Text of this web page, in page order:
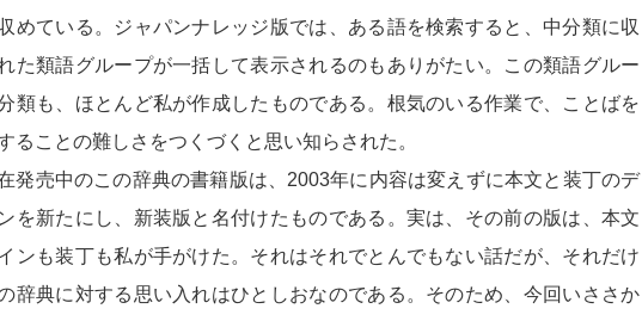
めている。ジャパンナレッジ版では、ある語を検索すると、中分類に収
た類語グループが一括して表示されるのもありがたい。この類語グルー
類も、ほとんど私が作成したものである。根気のいる作業で、ことばを
ることの難しさをつくづくと思い知らされた。
発売中のこの辞典の書籍版は、2003年に内容は変えずに本文と装丁のデ
を新たにし、新装版と名付けたものである。実は、その前の版は、本文
ンも装丁も私が手がけた。それはそれでとんでもない話だが、それだけ
辞典に対する思い入れはひとしおなのである。そのため、今回いささか